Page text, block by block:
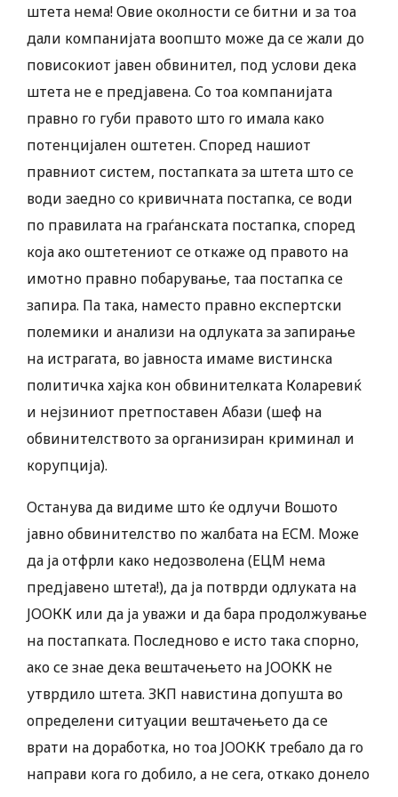
штета нема! Овие околности се битни и за тоа
дали компанијата воопшто може да се жали до
повисокиот јавен обвинител, под услови дека
штета не е предјавена. Со тоа компанијата
правно го губи правото што го имала како
потенцијален оштетен. Според нашиот
правниот систем, постапката за штета што се
води заедно со кривичната постапка, се води
по правилата на граѓанската постапка, според
која ако оштетениот се откаже од правото на
имотно правно побарување, таа постапка се
запира. Па така, наместо правно експертски
полемики и анализи на одлуката за запирање
на истрагата, во јавноста имаме вистинска
политичка хајка кон обвинителката Коларевиќ
и нејзиниот претпоставен Абази (шеф на
обвинителството за организиран криминал и
корупција).
Останува да видиме што ќе одлучи Вошото
јавно обвинителство по жалбата на ЕСМ. Може
да ја отфрли како недозволена (ЕЦМ нема
предјавено штета!), да ја потврди одлуката на
ЈООКК или да ја уважи и да бара продолжување
на постапката. Последново е исто така спорно,
ако се знае дека вештачењето на ЈООКК не
утврдило штета. ЗКП навистина допушта во
определени ситуации вештачењето да се
врати на доработка, но тоа ЈООКК требало да го
направи кога го добило, а не сега, откако донело